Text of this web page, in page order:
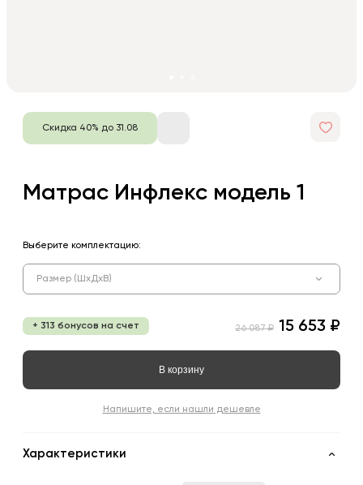
Скидка 40% до 31.08
Матрас Инфлекс модель 1
Выберите комплектацию:
Размер (ШхДхВ)
+ 313 бонусов на счет 26 087 ₽ 15 653 ₽
В корзину
Напишите, если нашли дешевле
Характеристики